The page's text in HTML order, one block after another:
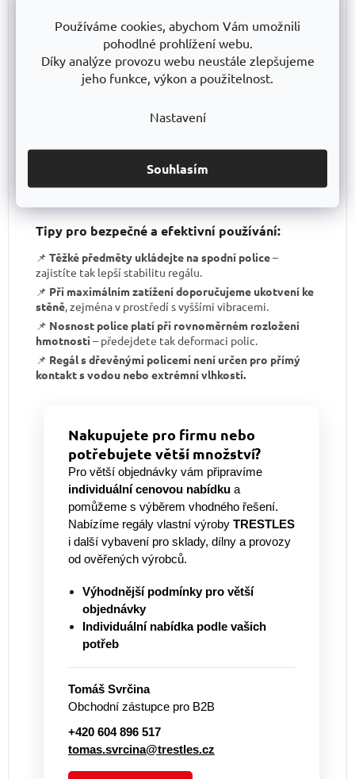
Používáme cookies, abychom Vám umožnili
pohodlné prohlížení webu.
Díky analýze provozu webu neustále zlepšujeme
jeho funkce, výkon a použitelnost.
Nastavení
Souhlasím
Bezkonkurenční poměr kvalita/cena– výborné
zpracování za férovou cenu.
📌Podpora české výroby– investujeme do lokální
produkce a technologického pokroku.
spolehněte se, že vaše skladové řešení bude
S TRESTLESsi pořizujete nejenspolehlivý regál, ale i
záruku kvality a dlouhodobé dostupnosti produktů
Tipy pro bezpečné a efektivní používání:
📌 Těžké předměty ukládejte na spodní police–
zajistíte tak lepší stabilitu regálu.
📌 Při maximálním zatížení doporučujeme ukotvení ke
stěně, zejména v prostředí s vyššími vibracemi.
📌 Nosnost police platí při rovnoměrném rozložení
hmotnosti – předejdete tak deformaci polic.
📌 Regál s dřevěnými policemi není určen pro přímý
kontakt s vodou nebo extrémní vlhkostí.
Nakupujete pro firmu nebo
potřebujete větší množství?
Pro větší objednávky vám připravíme
individuální cenovou nabídku a
pomůžeme s výběrem vhodného řešení.
Nabízíme regály vlastní výroby TRESTLES
i další vybavení pro sklady, dílny a provozy
od ověřených výrobců.
Výhodnější podmínky pro větší
objednávky
Individuální nabídka podle vašich
potřeb
Tomáš Svrčina
Obchodní zástupce pro B2B
+420 604 896 517
tomas.svrcina@trestles.cz